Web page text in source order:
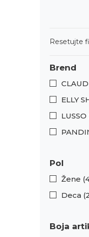
Resetujte
Brend
ELLY
LUSSO
Pol
Žene
Deca
Boja